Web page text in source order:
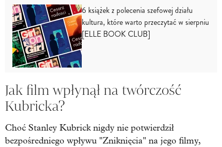
6 książek z polecenia szefowej działu
kultura, które warto przeczytać w sierpniu
[ELLE BOOK CLUB]
Jak film wpłynął na twórczość
Kubricka?
Choć Stanley Kubrick nigdy nie potwierdził
bezpośredniego wpływu "Zniknięcia" na jego filmy,